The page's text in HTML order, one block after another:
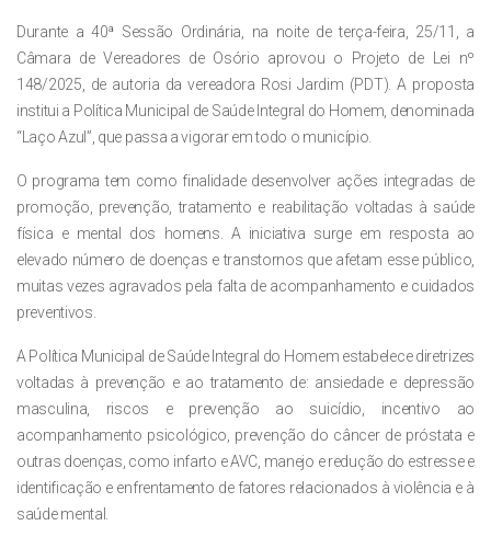
Durante a 40ª Sessão Ordinária, na noite de terça-feira, 25/11, a
Câmara de Vereadores de Osório aprovou o Projeto de Lei nº
148/2025, de autoria da vereadora Rosi Jardim (PDT). A proposta
institui a Política Municipal de Saúde Integral do Homem, denominada
“Laço Azul”, que passa a vigorar em todo o município.
O programa tem como finalidade desenvolver ações integradas de
promoção, prevenção, tratamento e reabilitação voltadas à saúde
física e mental dos homens. A iniciativa surge em resposta ao
elevado número de doenças e transtornos que afetam esse público,
muitas vezes agravados pela falta de acompanhamento e cuidados
preventivos.
A Política Municipal de Saúde Integral do Homem estabelece diretrizes
voltadas à prevenção e ao tratamento de: ansiedade e depressão
masculina, riscos e prevenção ao suicídio, incentivo ao
acompanhamento psicológico, prevenção do câncer de próstata e
outras doenças, como infarto e AVC, manejo e redução do estresse e
identificação e enfrentamento de fatores relacionados à violência e à
saúde mental.